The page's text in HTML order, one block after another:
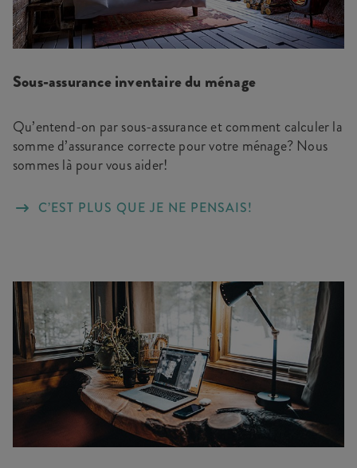
Sous-assurance inventaire du ménage
Qu’entend-on par sous-assurance et comment calculer la
somme d’assurance correcte pour votre ménage? Nous
sommes là pour vous aider!
C’EST PLUS QUE JE NE PENSAIS!